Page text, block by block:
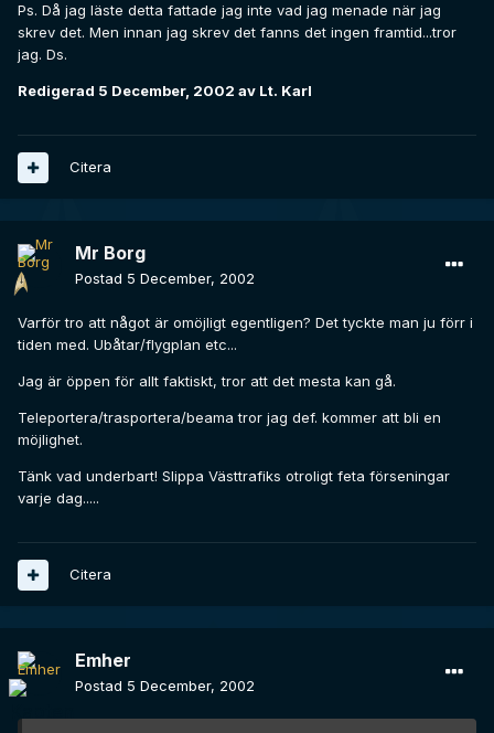
Ps. Då jag läste detta fattade jag inte vad jag menade när jag
skrev det. Men innan jag skrev det fanns det ingen framtid...tror
jag. Ds.
Redigerad 5 December, 2002 av Lt. Karl
Citera
Mr Borg
Postad 5 December, 2002
Varför tro att något är omöjligt egentligen? Det tyckte man ju förr i
tiden med. Ubåtar/flygplan etc...
Jag är öppen för allt faktiskt, tror att det mesta kan gå.
Teleportera/trasportera/beama tror jag def. kommer att bli en
möjlighet.
Tänk vad underbart! Slippa Västtrafiks otroligt feta förseningar
varje dag.....
Citera
Emher
Postad 5 December, 2002